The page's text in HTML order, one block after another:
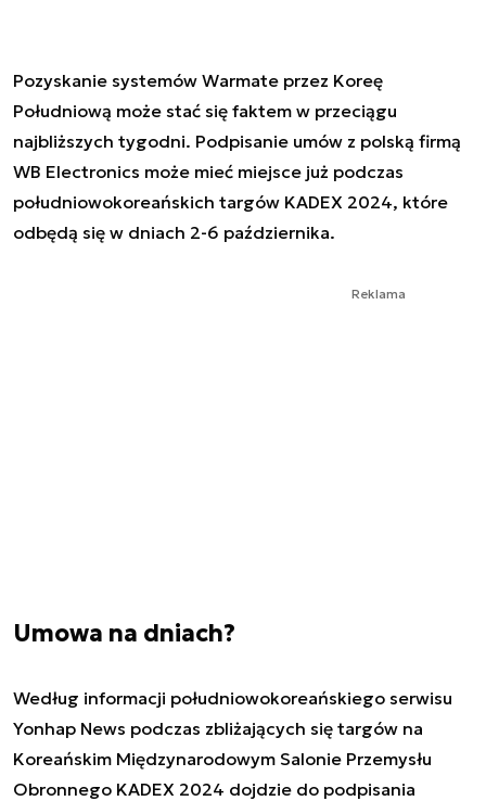
Pozyskanie systemów Warmate przez Koreę
Południową może stać się faktem w przeciągu
najbliższych tygodni. Podpisanie umów z polską firmą
WB Electronics może mieć miejsce już podczas
południowokoreańskich targów KADEX 2024, które
odbędą się w dniach 2-6 października.
Reklama
Umowa na dniach?
Według informacji południowokoreańskiego serwisu
Yonhap News podczas zbliżających się targów na
Koreańskim Międzynarodowym Salonie Przemysłu
Obronnego KADEX 2024 dojdzie do podpisania